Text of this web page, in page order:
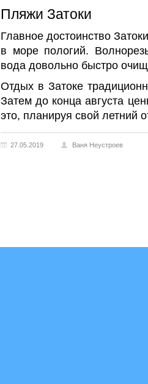
Пляжи Затоки
Главное достоинство
в море пологий.
вода довольно быстро
Отдых в Затоке
Затем до конца августа
это, планируя свой летний
27.05.2019 Ваня Неустроев